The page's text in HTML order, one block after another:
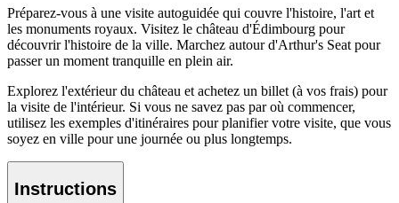
Préparez-vous à une visite autoguidée qui couvre l'histoire, l'art et
les monuments royaux. Visitez le château d'Édimbourg pour
découvrir l'histoire de la ville. Marchez autour d'Arthur's Seat pour
passer un moment tranquille en plein air.
Explorez l'extérieur du château et achetez un billet (à vos frais) pour
la visite de l'intérieur. Si vous ne savez pas par où commencer,
utilisez les exemples d'itinéraires pour planifier votre visite, que vous
soyez en ville pour une journée ou plus longtemps.
Instructions